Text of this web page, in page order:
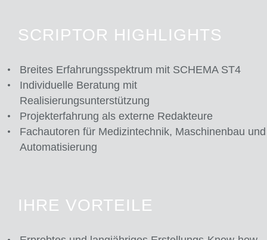
SCRIPTOR HIGHLIGHTS
Breites Erfahrungsspektrum mit SCHEMA ST4
Individuelle Beratung mit
Realisierungsunterstützung
Projekterfahrung als externe Redakteure
Fachautoren für Medizintechnik, Maschinenbau und
Automatisierung
IHRE VORTEILE